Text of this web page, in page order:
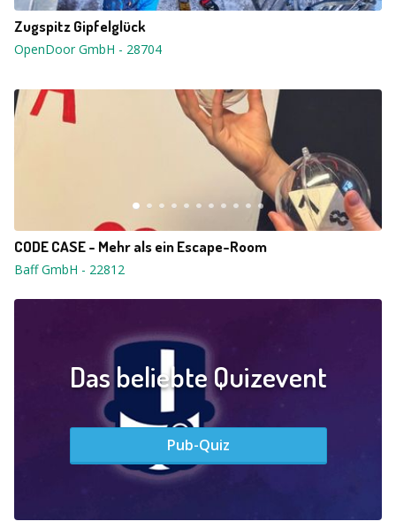
Zugspitz Gipfelglück
OpenDoor GmbH - 28704
CODE CASE - Mehr als ein Escape-Room
Baff GmbH - 22812
Das beliebte Quizevent
Pub-Quiz